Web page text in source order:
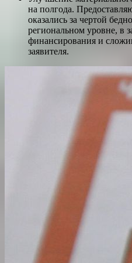
на полгода.
оказались за чертой
региональном уровне, в
финансирования и
заявителя.